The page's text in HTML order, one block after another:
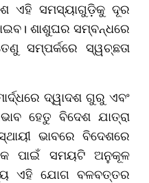
ଏହି ସମସ୍ୟାଗୁଡ଼ିକୁ ଦୂର
ଶାଶୁଘର ସମ୍ବନ୍ଧରେ
ସମ୍ପର୍କରେ ସ୍ୱଚ୍ଛତା
ଦ୍ୱାଦଶ ଗୁରୁ ଏବଂ
ହେତୁ ବିଦେଶ ଯାତ୍ରା
ଭାବରେ ବିଦେଶରେ
ପାଇଁ ସମୟଟି ଅନୁକୂଳ
ଏହି ଯୋଗ ବଳବତ୍ତର